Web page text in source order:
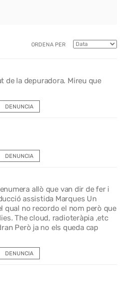
ORDENA PER
de la depuradora. Mireu que
DENUNCIA
DENUNCIA
allò que van dir de fer i
assistida Marques Un
qual no recordo el nom però que
The cloud, radioteràpia ,etc
Però ja no els queda cap
DENUNCIA